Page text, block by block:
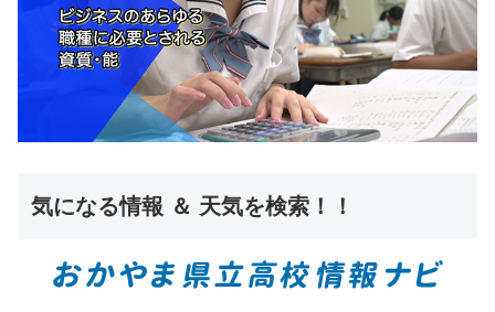
気になる情報 ＆ 天気を検索！！